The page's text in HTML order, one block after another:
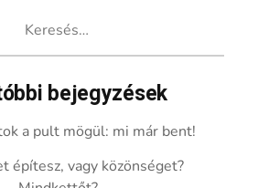
bejegyzések
a pult mögül: mi már bent!
építesz, vagy közönséget?